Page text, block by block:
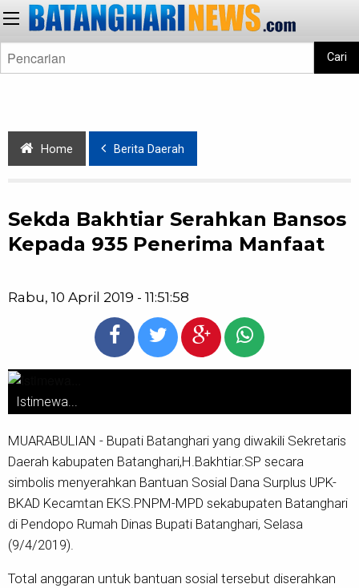
Cari
Home Berita Daerah
Sekda Bakhtiar Serahkan Bansos
Kepada 935 Penerima Manfaat
Rabu, 10 April 2019 - 11:51:58
Istimewa...
MUARABULIAN - Bupati Batanghari yang diwakili Sekretaris
Daerah kabupaten Batanghari,H.Bakhtiar.SP secara
simbolis menyerahkan Bantuan Sosial Dana Surplus UPK-
BKAD Kecamtan EKS.PNPM-MPD sekabupaten Batanghari
di Pendopo Rumah Dinas Bupati Batanghari, Selasa
(9/4/2019).
Total anggaran untuk bantuan sosial tersebut diserahkan